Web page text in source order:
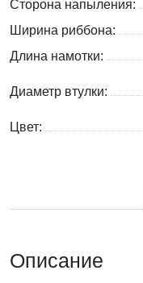
Сторона напыления:
Ширина риббона:
Длина намотки:
Диаметр втулки:
Цвет:
Описание